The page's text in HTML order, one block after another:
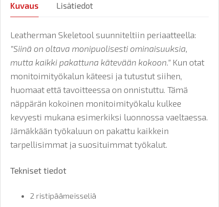
Kuvaus Lisätiedot
Leatherman Skeletool suunniteltiin periaatteella:
”Siinä on oltava monipuolisesti ominaisuuksia,
mutta kaikki pakattuna kätevään kokoon.” Kun otat
monitoimityökalun käteesi ja tutustut siihen,
huomaat että tavoitteessa on onnistuttu. Tämä
näppärän kokoinen monitoimityökalu kulkee
kevyesti mukana esimerkiksi luonnossa vaeltaessa.
Jämäkkään työkaluun on pakattu kaikkein
tarpellisimmat ja suosituimmat työkalut.
Tekniset tiedot
2 ristipäämeisseliä